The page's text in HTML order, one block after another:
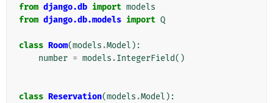
from django.db import models
from django.db.models import Q
class Room(models .Model ):
number = models .IntegerField()
class Reservation(models .Model ):